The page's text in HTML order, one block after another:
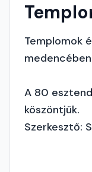
Templomok
A 80
köszöntjük.
Szerkesztő: